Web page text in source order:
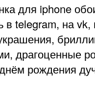
для iphone
в telegram, на
драгоценные
рождения